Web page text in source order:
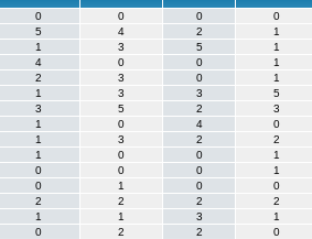
0 0 0
0
5 4 2
1
1 3 5
1
4 0 0
1
2 3 0
1
1 3 3
5
3 5 2
3
1 0 4
0
1 3 2
2
1 0 0
1
0 0 0
1
0 1 0
0
2 2 2
2
1 1 3
1
0 2 2
0